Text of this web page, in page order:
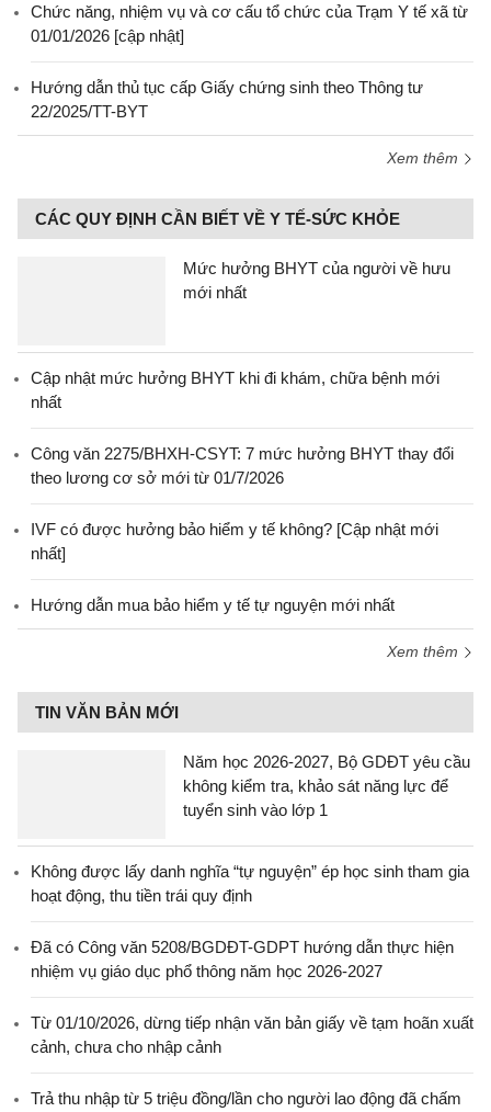
Chức năng, nhiệm vụ và cơ cấu tổ chức của Trạm Y tế xã từ
01/01/2026 [cập nhật]
Hướng dẫn thủ tục cấp Giấy chứng sinh theo Thông tư
22/2025/TT-BYT
Xem thêm
CÁC QUY ĐỊNH CẦN BIẾT VỀ Y TẾ-SỨC KHỎE
Mức hưởng BHYT của người về hưu
mới nhất
Cập nhật mức hưởng BHYT khi đi khám, chữa bệnh mới
nhất
Công văn 2275/BHXH-CSYT: 7 mức hưởng BHYT thay đổi
theo lương cơ sở mới từ 01/7/2026
IVF có được hưởng bảo hiểm y tế không? [Cập nhật mới
nhất]
Hướng dẫn mua bảo hiểm y tế tự nguyện mới nhất
Xem thêm
TIN VĂN BẢN MỚI
Năm học 2026-2027, Bộ GDĐT yêu cầu
không kiểm tra, khảo sát năng lực để
tuyển sinh vào lớp 1
Không được lấy danh nghĩa “tự nguyện” ép học sinh tham gia
hoạt động, thu tiền trái quy định
Đã có Công văn 5208/BGDĐT-GDPT hướng dẫn thực hiện
nhiệm vụ giáo dục phổ thông năm học 2026-2027
Từ 01/10/2026, dừng tiếp nhận văn bản giấy về tạm hoãn xuất
cảnh, chưa cho nhập cảnh
Trả thu nhập từ 5 triệu đồng/lần cho người lao động đã chấm